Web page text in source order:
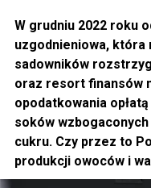
W grudniu 2022 roku
uzgodnieniowa, która
sadowników
oraz resort finansów
opodatkowania
soków
cukru. Czy przez to
produkcji owoców i